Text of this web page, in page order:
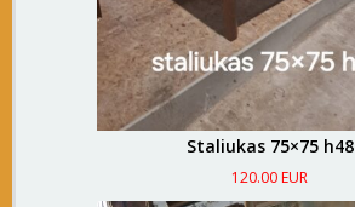
Staliukas 75×75 h48
120.00 EUR